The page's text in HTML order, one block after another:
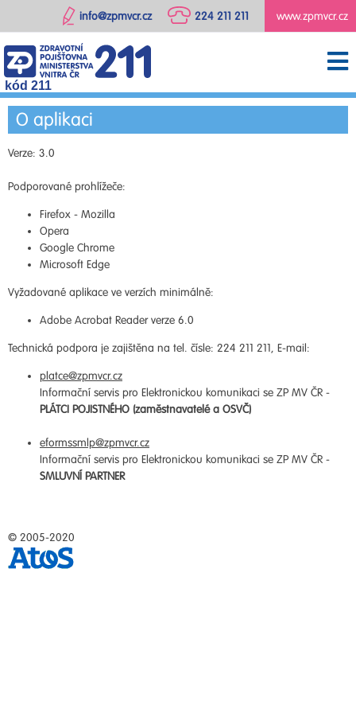
www.zpmvcr.cz
224 211 211
info@zpmvcr.cz
kód 211
O aplikaci
Verze: 3.0
Podporované prohlížeče:
Firefox - Mozilla
Opera
Google Chrome
Microsoft Edge
Vyžadované aplikace ve verzích minimálně:
Adobe Acrobat Reader verze 6.0
Technická podpora je zajištěna na tel. čísle: 224 211 211, E-mail:
platce@zpmvcr.cz
Informační servis pro Elektronickou komunikaci se ZP MV ČR -
PLÁTCI POJISTNÉHO (zaměstnavatelé a OSVČ)
eformssmlp@zpmvcr.cz
Informační servis pro Elektronickou komunikaci se ZP MV ČR -
SMLUVNÍ PARTNER
© 2005-2020